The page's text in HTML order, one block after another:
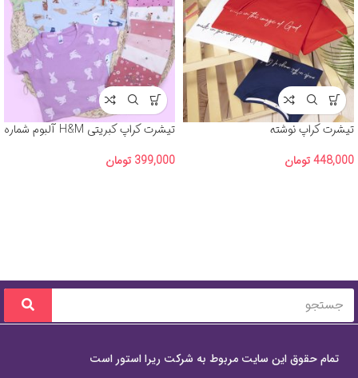
تیشرت کراپ نوشته
448,000تومان
تیشرت کراپ کبریتی H&M آلبوم شماره
399,000 تومان
تمام حقوق این سایت مربوط به شرکت ریرا استور است